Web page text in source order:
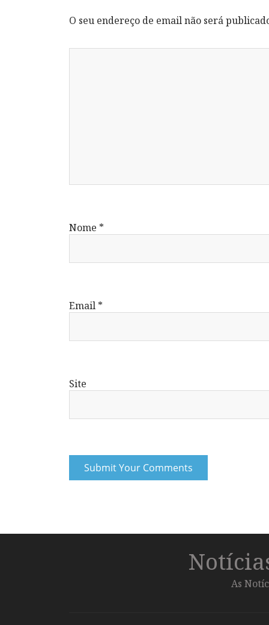
O seu endereço de email não será
Nome *
Email *
Site
As